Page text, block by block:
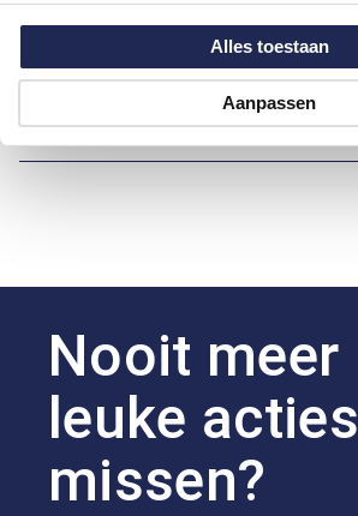
Alles toestaan
Aanpassen
Hoe kan ik betalen?
Nooit meer
leuke acties
missen?